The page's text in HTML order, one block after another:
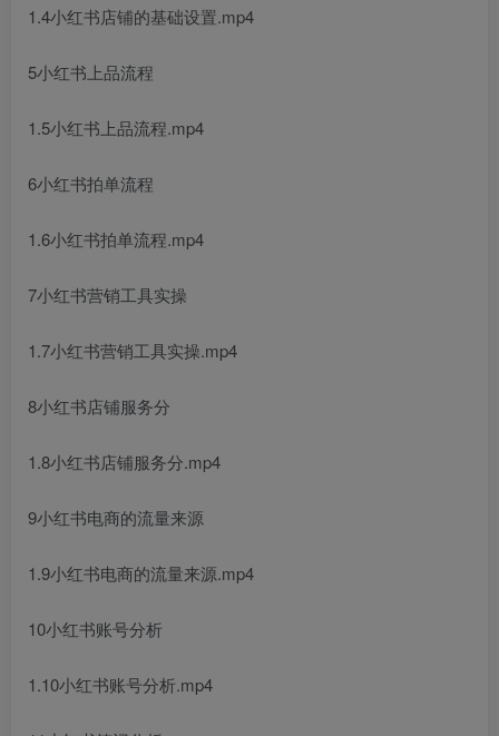
1.4小红书店铺的基础设置.mp4
5小红书上品流程
1.5小红书上品流程.mp4
6小红书拍单流程
1.6小红书拍单流程.mp4
7小红书营销工具实操
1.7小红书营销工具实操.mp4
8小红书店铺服务分
1.8小红书店铺服务分.mp4
9小红书电商的流量来源
1.9小红书电商的流量来源.mp4
10小红书账号分析
1.10小红书账号分析.mp4